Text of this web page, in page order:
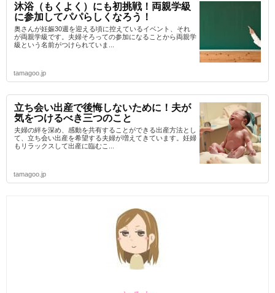
沐浴（もくよく）にも初挑戦！両親学級
に参加してパパらしくなろう！
奥さんが妊娠30週を迎える頃に控えているイベント、それ
が両親学級です。夫婦そろっての参加になることから両親学
級という名前がつけられていま...
tamagoo.jp
立ち会い出産で後悔しないために！夫が
気をつけるべき三つのこと
夫婦の絆を深め、感動を共有することができる出産方法とし
て、立ち会い出産を希望する夫婦が増えてきています。妊婦
もリラックスして出産に臨むこ...
tamagoo.jp